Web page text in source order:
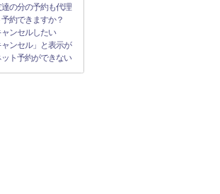
の分の予約も代理
約できますか？
ンセルしたい
ャンセル」と表示が
ト予約ができない